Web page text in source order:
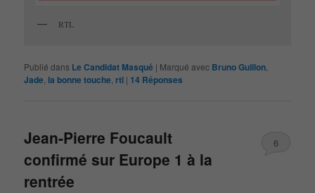
RTL
Publié dans Le Candidat Masqué | Marqué avec Bruno Guillon
Jade la bonne touche rtl | 14 Réponses
Jean-Pierre Foucault
confirmé sur Europe 1 à la
rentrée
6